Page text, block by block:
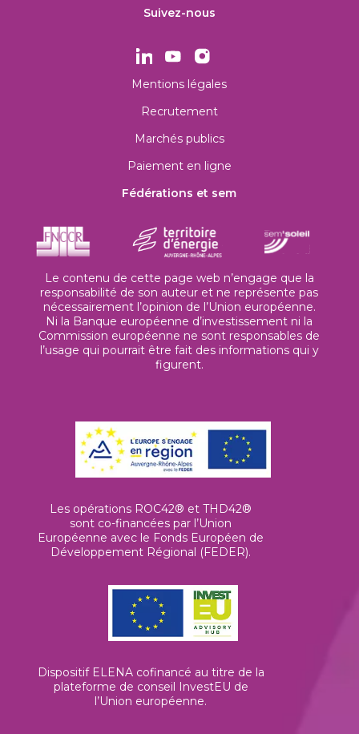
Suivez-nous
Mentions légales
Recrutement
Marchés publics
Paiement en ligne
Fédérations et sem
Le contenu de cette page web n’engage que la
responsabilité de son auteur et ne représente pas
nécessairement l’opinion de l’Union européenne.
Ni la Banque européenne d’investissement ni la
Commission européenne ne sont responsables de
l’usage qui pourrait être fait des informations qui y
figurent.
Les opérations ROC42® et THD42®
sont co-financées par l’Union
Européenne avec le Fonds Européen de
Développement Régional (FEDER).
Dispositif ELENA cofinancé au titre de la
plateforme de conseil InvestEU de
l’Union européenne.